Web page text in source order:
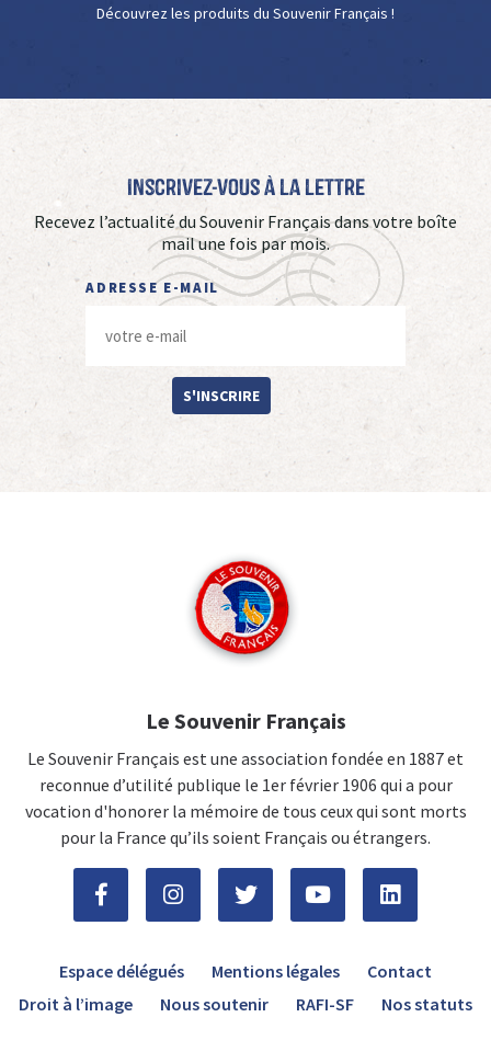
Découvrez les produits du Souvenir Français !
Inscrivez-vous à La Lettre
Recevez l’actualité du Souvenir Français dans votre boîte
mail une fois par mois.
ADRESSE E-MAIL
S'INSCRIRE
Le Souvenir Français
Le Souvenir Français est une association fondée en 1887 et
reconnue d’utilité publique le 1er février 1906 qui a pour
vocation d'honorer la mémoire de tous ceux qui sont morts
pour la France qu’ils soient Français ou étrangers.
Espace délégués Mentions légales
Contact
Droit à l’image
Nous soutenir RAFI-SF Nos statuts